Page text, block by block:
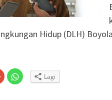
Hidup (DLH)
Klik
untuk
berbagi
Klik
untuk Lagi